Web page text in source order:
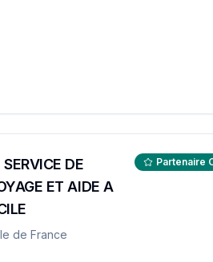
DE
ET AIDE A
Partenaire
de France